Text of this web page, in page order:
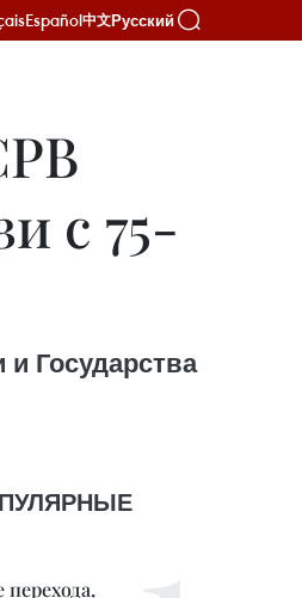
Español中文Русский
с 75-
Государства